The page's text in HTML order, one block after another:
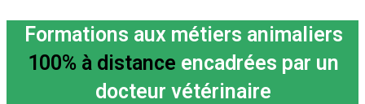
Formations aux métiers animaliers
100% à distance encadrées par un
docteur vétérinaire